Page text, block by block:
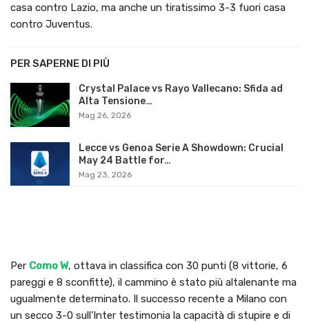
casa contro Lazio, ma anche un tiratissimo 3-3 fuori casa
contro Juventus.
PER SAPERNE DI PIÙ
Crystal Palace vs Rayo Vallecano: Sfida ad
Alta Tensione…
Mag 26, 2026
Lecce vs Genoa Serie A Showdown: Crucial
May 24 Battle for…
Mag 23, 2026
Per Como W, ottava in classifica con 30 punti (8 vittorie, 6
pareggi e 8 sconfitte), il cammino è stato più altalenante ma
ugualmente determinato. Il successo recente a Milano con
un secco 3-0 sull’Inter testimonia la capacità di stupire e di